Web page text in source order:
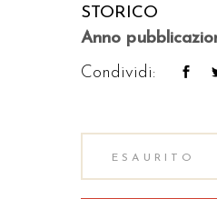
STORICO
Anno
Condividi:
ESAURITO